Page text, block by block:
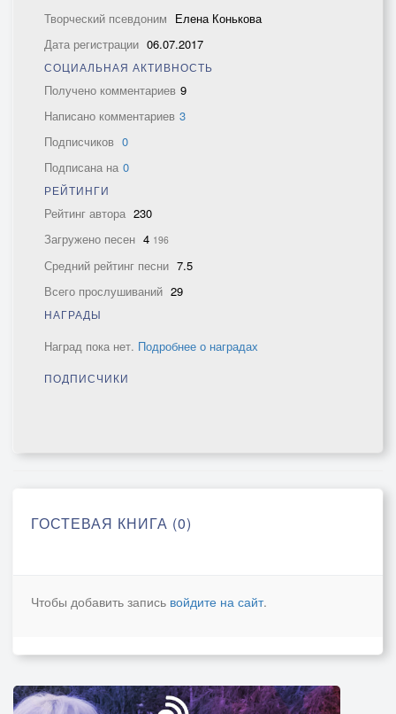
Творческий псевдоним Елена Конькова
Дата регистрации 06.07.2017
СОЦИАЛЬНАЯ АКТИВНОСТЬ
Получено комментариев 9
Написано комментариев 3
Подписчиков 0
Подписана на 0
РЕЙТИНГИ
Рейтинг автора 230
Загружено песен 4 196
Средний рейтинг песни 7.5
Всего прослушиваний 29
НАГРАДЫ
Наград пока нет. Подробнее о наградах
ПОДПИСЧИКИ
ГОСТЕВАЯ КНИГА (0)
Чтобы добавить запись войдите на сайт.